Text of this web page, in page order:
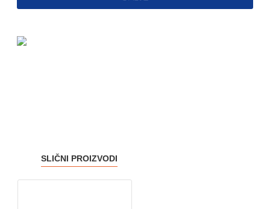
SLIČNI PROIZVODI